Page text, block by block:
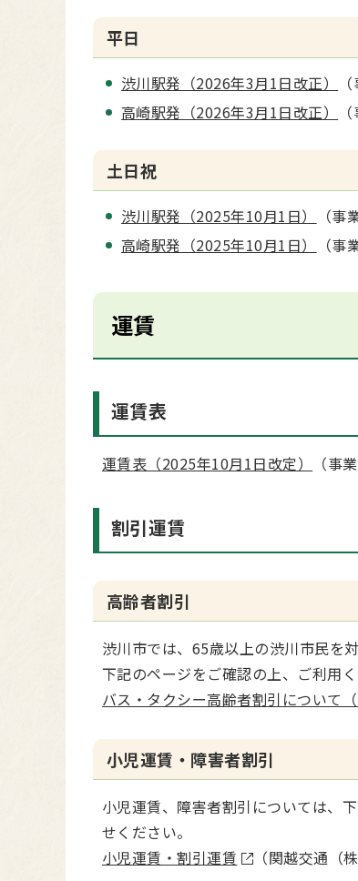
平日
渋川駅発（2026年3月1日改正）
高崎駅発（2026年3月1日改正）
土日祝
渋川駅発（2025年10月1日）
（
高崎駅発（2025年10月1日）
（
運賃
運賃表
運賃表（2025年10月1日改定） （事
割引運賃
高齢者割引
渋川市では、65歳以上の渋川市民を
下記のページをご確認の上、ご利用く
バス・タクシー高齢者割引について
小児運賃・障害者割引
小児運賃、障害者割引については、
せください。
小児運賃・割引運賃
（関越交通（株